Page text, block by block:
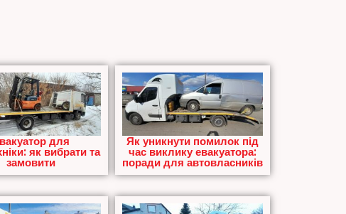
для
як вибрати та
замовити
Як уникнути помилок під
час виклику евакуатора:
поради для автовласників